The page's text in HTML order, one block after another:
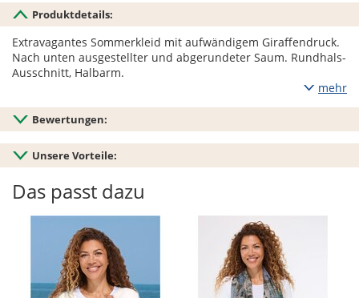
Produktdetails:
Extravagantes Sommerkleid mit aufwändigem Giraffendruck.
Nach unten ausgestellter und abgerundeter Saum. Rundhals-
Ausschnitt, Halbarm.
mehr
Bewertungen:
Unsere Vorteile:
Das passt dazu